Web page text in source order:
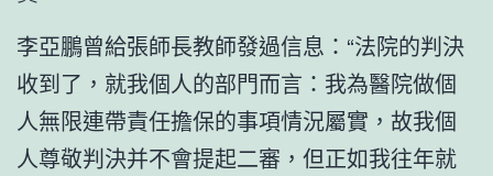
李亞鵬曾給張師長教師發過信息：“法院的判決
收到了，就我個人的部門而言：我為醫院做個
人無限連帶責任擔保的事項情況屬實，故我個
人尊敬判決并不會提起二審，但正如我往年就